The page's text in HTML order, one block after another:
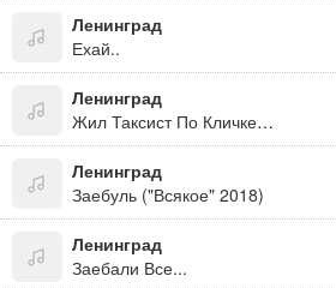
Ленинград
Ехай..
Ленинград
Жил Таксист По Кличке Пазик, Все Проблемы По Хую
Ленинград
Заебуль ("Всякое" 2018)
Ленинград
Заебали Все...